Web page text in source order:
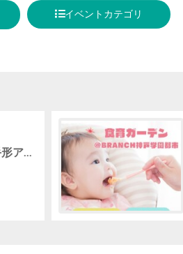
する
イベントカテゴリ
【中止】お子さまと今を形に『手形アート・ﾌｧｰｽﾄｶｯﾄｱｰﾄ』